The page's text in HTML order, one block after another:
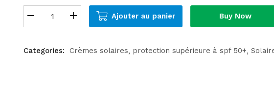
Ajouter au panier Buy Now
Categories: Crèmes solaires protection supérieure à spf 50+